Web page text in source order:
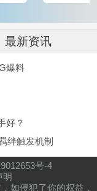
击“打金指
。
最新资讯
爆料
好？
绊触发机制
号-4
明
如侵犯了你的权益，